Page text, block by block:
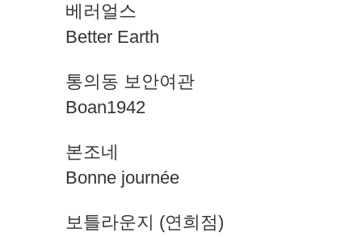
베러얼스
Better Earth
통의동 보안여관
Boan1942
본조네
Bonne journée
보틀라운지 (연희점)